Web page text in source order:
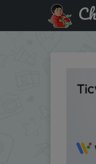
Купити по знижці